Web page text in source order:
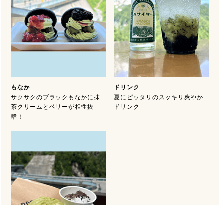
もなか
サクサクのブラックもなかに抹
茶クリームとベリーが相性抜
群！
ドリンク
夏にピッタリのスッキリ爽やか
ドリンク